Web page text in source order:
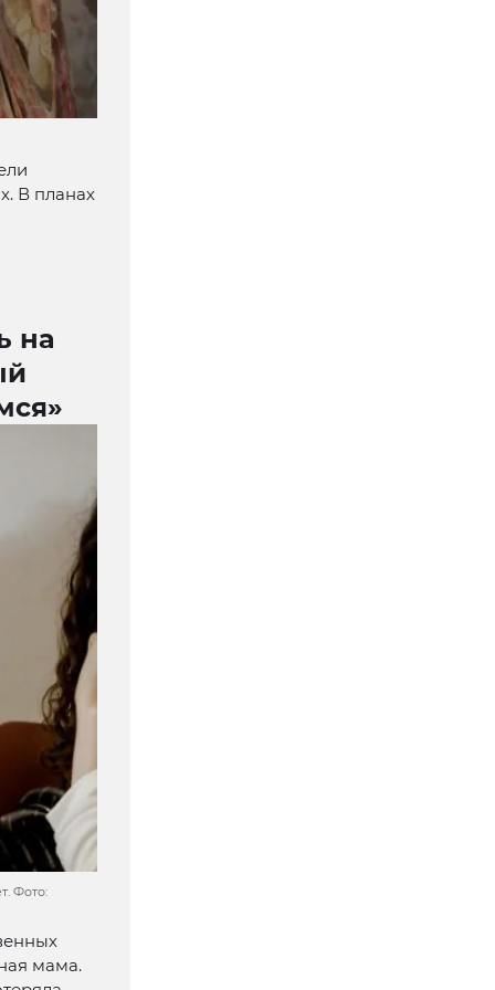
В планах
на
Фото:
мама.